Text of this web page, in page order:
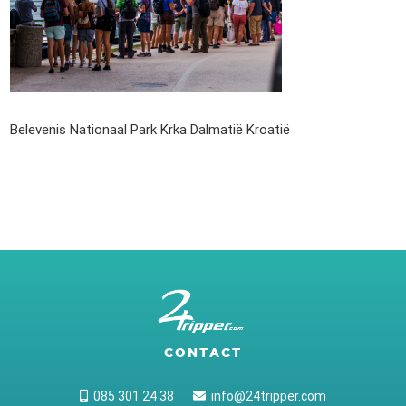
Belevenis Nationaal Park Krka Dalmatië Kroatië
CONTACT
085 301 24 38 info@24tripper.com